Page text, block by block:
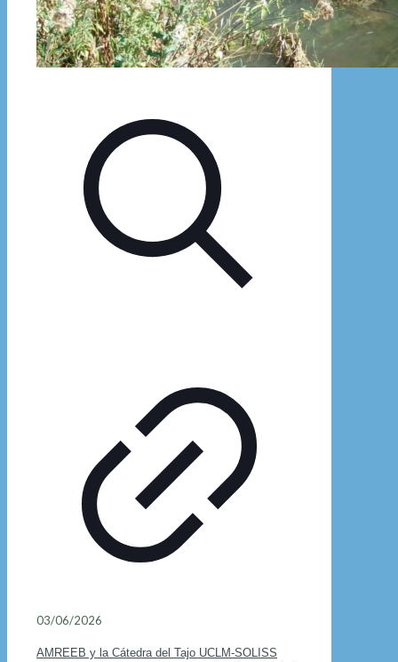
03/06/2026
AMREEB y la Cátedra del Tajo UCLM-SOLISS